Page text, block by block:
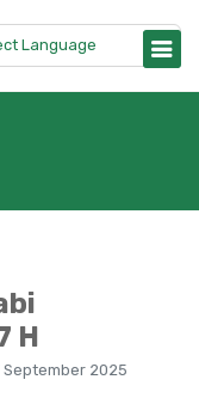
H
September 2025